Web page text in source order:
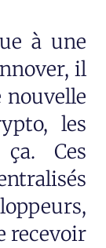
à une
il
nouvelle
les
Ces
recevoir